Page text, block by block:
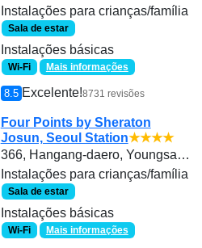
Instalações para crianças/família
Sala de estar
Instalações básicas
Wi-Fi Mais informações
8.5 Excelente!8731 revisões
Four Points by Sheraton
Josun, Seoul Station★★★★
366, Hangang-daero, Youngsan-gu,
Instalações para crianças/família
Sala de estar
Instalações básicas
Wi-Fi Mais informações